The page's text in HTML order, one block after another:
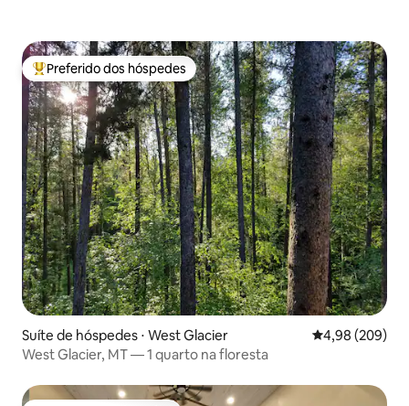
Entre os melhores preferidos dos hóspedes
Preferido dos hóspedes
Suíte de hóspedes ⋅ West Glacier 4,98 de uma
4,98 (209)
West Glacier, MT — 1 quarto na floresta